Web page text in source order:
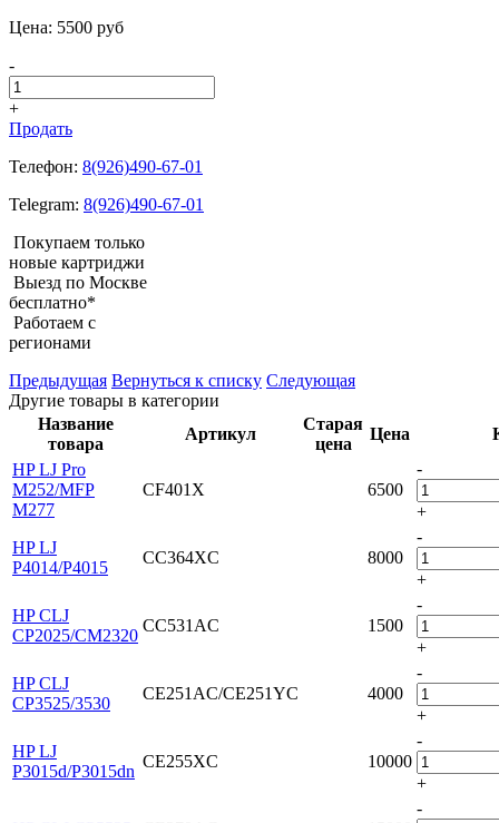
Цена: 5500 pуб
-
+
Продать
Телефон: 8(926)490-67-01
Telegram: 8(926)490-67-01
Покупаем только
новые картриджи
Выезд по Москве
бесплатно*
Работаем с
регионами
Предыдущая Вернуться к списку Следующая
Другие товары в категории
Название
товара
Артикул
Старая
цена
Цена
HP LJ Pro
M252/MFP
M277
CF401X 6500
-
+
HP LJ
P4014/P4015
CC364XC 8000
-
+
HP CLJ
CP2025/CM2320
CC531AC 1500
-
+
HP CLJ
CP3525/3530
CE251AC/CE251YC 4000
-
+
HP LJ
P3015d/P3015dn
CE255XC 10000
-
+
-